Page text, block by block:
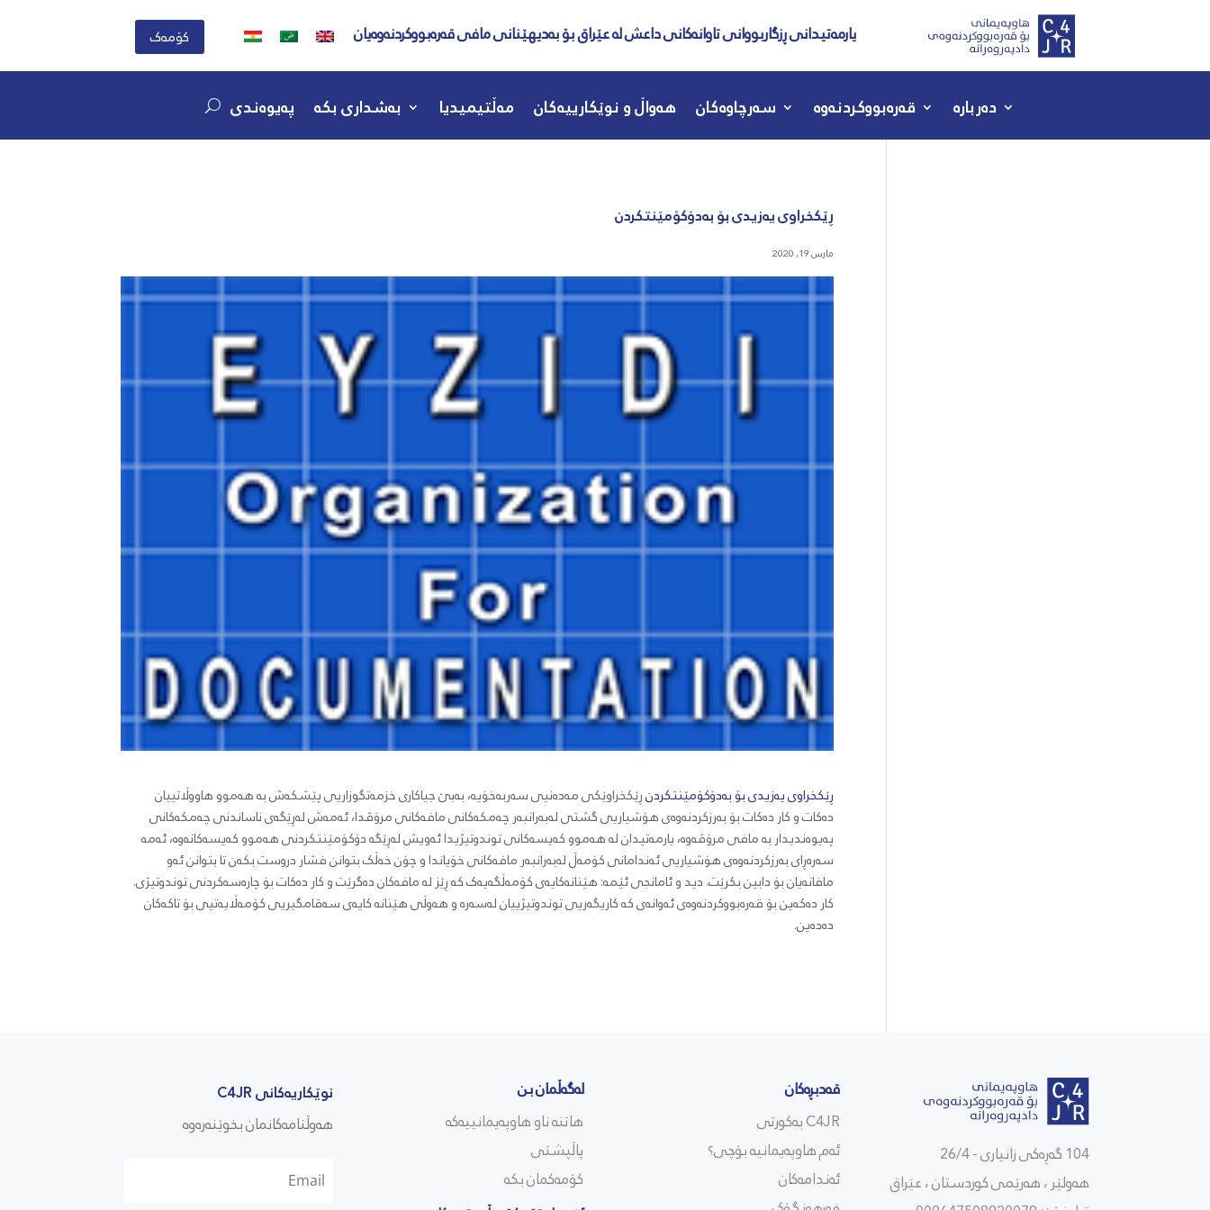
کۆمەک یارمەتیدانی ڕزگاربووانی تاوانەکانی داعش لە عێراق بۆ بەدیهێنانی مافی قەرەبووکردنەوەیان
دەربارە قەرەبووکردنەوە سەرچاوەکان هەواڵ و نوێکارییەکان مەڵتیمیدیا بەشداری بکە پەیوەندی
ڕێکخراوی یەزیدی بۆ بەدۆکۆمێنتکردن
مارس 19, 2020
ڕێکخراوی یەزیدی بۆ بەدۆکۆمێنتکردنڕێکخراوێکی مەدەنیی سەربەخۆیە، بەبێ جیاکاری خزمەتگوزاریی پێشکەش بە هەموو هاووڵاتییان
دەکات و کار دەکات بۆ بەرزکردنەوەی هۆشیاریی گشتی لەبەرانبەر چەمکەکانی مافەکانی مرۆڤدا، ئەمەش لەڕێگەی ناساندنی چەمکەکانی
پەیوەندیدار بە مافی مرۆڤەوە، یارمەتیدان لە هەموو کەیسەکانی توندوتیژیدا ئەویش لەڕێگە دۆکۆمێنتکردنی هەموو کەیسەکانەوە، ئەمە
سەرەڕای بەرزکردنەوەی هۆشیاریی ئەندامانی کۆمەڵ لەبەرانبەر مافەکانی خۆیاندا و چۆن خەڵک بتوانن فشار دروست بکەن تا بتوانن ئەو
مافانەیان بۆ دابین بکرێت. دید و ئامانجی ئێمە: هێنانەکایەی کۆمەڵگەیەک کە ڕێز لە مافەکان دەگرێت و کار دەکات بۆ چارەسەکردنی توندوتیژی.
کار دەکەین بۆ قەرەبووکردنەوەی ئەوانەی کە کاریگەریی توندوتیژییان لەسەرە و هەوڵی هێنانە کایەی سەقامگیریی کۆمەڵایەتیی بۆ تاکەکان
دەدەین.
نوێکاریەکانی C4JR
هەوڵنامەکانمان بخوێنەرەوە
لەگەڵمان بن
هاتنە ناو هاوپەیمانییەکە
پاڵپشتی
کۆمەکمان بکە
قەدبڕەکان
C4JR بەکورتی
ئەم هاوپەیمانیە بۆچی؟
ئەندامەکان
104 گەڕەکی زانیاری - 26/4
هەولێر ، هەرێمی كوردستان ، عێراق